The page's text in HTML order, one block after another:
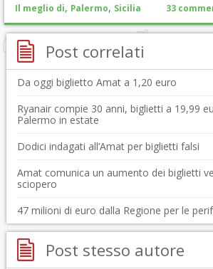
Il meglio di, Palermo, Sicilia 33
Post correlati
Da oggi biglietto Amat a 1,20 euro
Ryanair compie 30 anni, biglietti a 19,99
Palermo in estate
Dodici indagati all’Amat per biglietti falsi
Amat comunica un aumento dei biglietti
sciopero
47 milioni di euro dalla Regione per le
Post stesso autore